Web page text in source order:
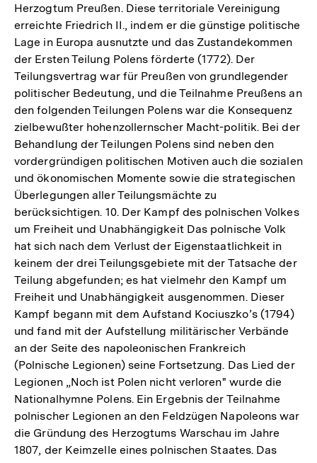
Herzogtum Preußen. Diese territoriale Vereinigung
erreichte Friedrich II., indem er die günstige politische
Lage in Europa ausnutzte und das Zustandekommen
der Ersten Teilung Polens förderte (1772). Der
Teilungsvertrag war für Preußen von grundlegender
politischer Bedeutung, und die Teilnahme Preußens an
den folgenden Teilungen Polens war die Konsequenz
zielbewußter hohenzollernscher Macht-politik. Bei der
Behandlung der Teilungen Polens sind neben den
vordergründigen politischen Motiven auch die sozialen
und ökonomischen Momente sowie die strategischen
Überlegungen aller Teilungsmächte zu
berücksichtigen. 10. Der Kampf des polnischen Volkes
um Freiheit und Unabhängigkeit Das polnische Volk
hat sich nach dem Verlust der Eigenstaatlichkeit in
keinem der drei Teilungsgebiete mit der Tatsache der
Teilung abgefunden; es hat vielmehr den Kampf um
Freiheit und Unabhängigkeit ausgenommen. Dieser
Kampf begann mit dem Aufstand Kociuszko’s (1794)
und fand mit der Aufstellung militärischer Verbände
an der Seite des napoleonischen Frankreich
(Polnische Legionen) seine Fortsetzung. Das Lied der
Legionen „Noch ist Polen nicht verloren" wurde die
Nationalhymne Polens. Ein Ergebnis der Teilnahme
polnischer Legionen an den Feldzügen Napoleons war
die Gründung des Herzogtums Warschau im Jahre
1807, der Keimzelle eines polnischen Staates. Das